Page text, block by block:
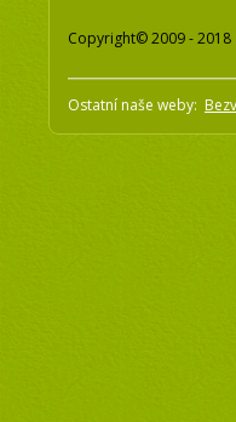
Copyright© 2009 - 2018
Ostatní naše weby: